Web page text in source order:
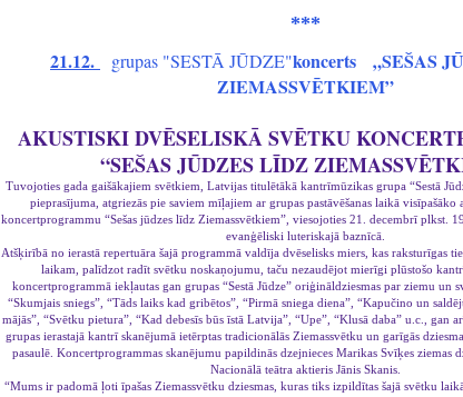
***
21.12. grupas "SESTĀ JŪDZE"koncerts
„SEŠAS
ZIEMASSVĒTKIEM”
AKUSTISKI DVĒSELISKĀ SVĒTKU
“SEŠAS JŪDZES LĪDZ
Tuvojoties gada gaišākajiem svētkiem, Latvijas titulētākā kantrīmūzikas grupa “Sestā
pieprasījuma, atgriezās pie saviem mīļajiem ar grupas pastāvēšanas laikā visīpašāko
koncertprogrammu “Sešas jūdzes līdz Ziemassvētkiem”, viesojoties 21. decembrī plkst.
evanģēliski luteriskajā baznīcā.
Atšķirībā no ierastā repertuāra šajā programmā valdīja dvēselisks miers, kas raksturīgas
laikam, palīdzot radīt svētku noskaņojumu, taču nezaudējot mierīgi plūstošo
koncertprogrammā iekļautas gan grupas “Sestā Jūdze” oriģināldziesmas par ziemu un
“Skumjais sniegs”, “Tāds laiks kad gribētos”, “Pirmā sniega diena”, “Kapučino un
mājās”, “Svētku pietura”, “Kad debesīs būs īstā Latvija”, “Upe”, “Klusā daba” u.c., gan
grupas ierastajā kantrī skanējumā ietērptas tradicionālās Ziemassvētku un garīgās
pasaulē. Koncertprogrammas skanējumu papildinās dzejnieces Marikas Svīķes ziemas
Nacionālā teātra aktieris Jānis Skanis.
“Mums ir padomā ļoti īpašas Ziemassvētku dziesmas, kuras tiks izpildītas šajā svētku